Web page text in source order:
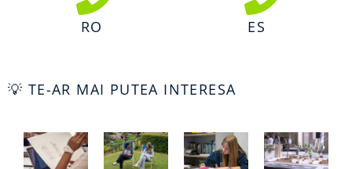
RO ES
💡 TE-AR MAI PUTEA INTERESA